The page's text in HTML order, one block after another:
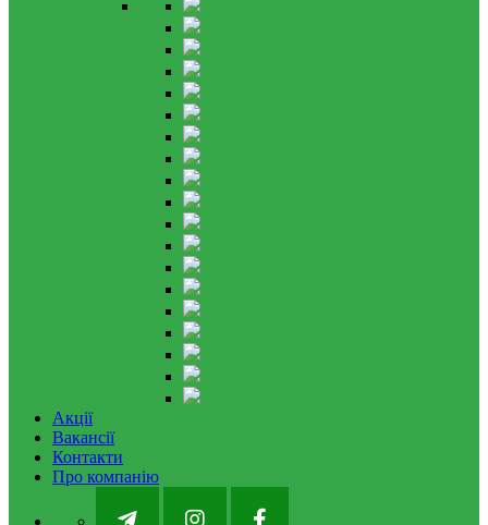
Акції
Вакансії
Контакти
Про компанію